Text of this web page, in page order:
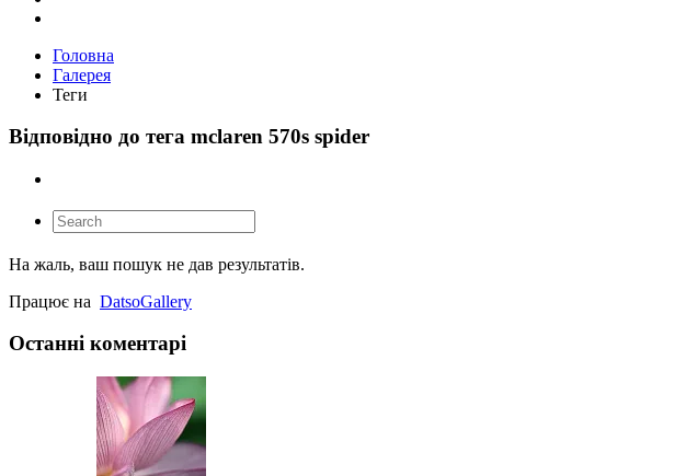
Головна
Галерея
Теги
Відповідно до тега mclaren 570s spider
На жаль, ваш пошук не дав результатів.
Працює на DatsoGallery
Останні коментарі